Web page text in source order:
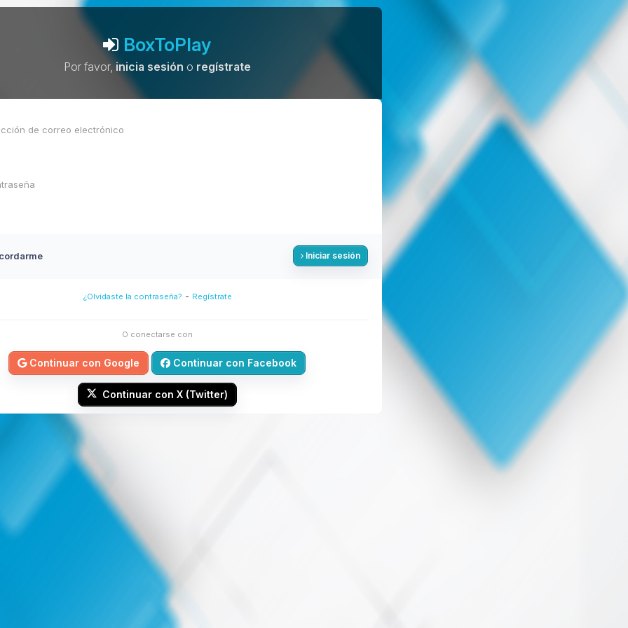
BoxToPlay
Por favor,inicia sesión o regístrate
Iniciar sesión
¿Olvidaste la contraseña? - Regístrate
O conectarse con
Continuar con Google Continuar con Facebook
Continuar con X (Twitter)